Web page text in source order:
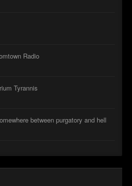
Radio
Tyrannis
between purgatory and hell